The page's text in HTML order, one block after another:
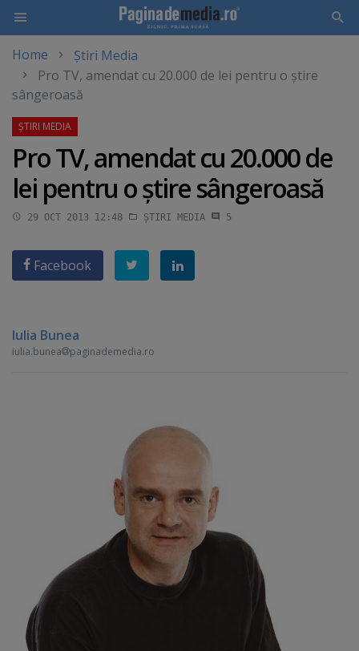
main
content
Home
Știri Media
Pro TV, amendat cu 20.000 de lei pentru o ştire
sângeroasă
Pro TV, amendat cu 20.000 de
lei pentru o ştire sângeroasă
29 OCT 2013 12:48 ȘTIRI MEDIA 5
Facebook
Iulia Bunea
iulia.bunea paginademedia.ro